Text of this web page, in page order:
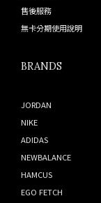
售後服務
無卡分期使用說明
BRANDS
JORDAN
NIKE
ADIDAS
NEWBALANCE
HAMCUS
EGO FETCH